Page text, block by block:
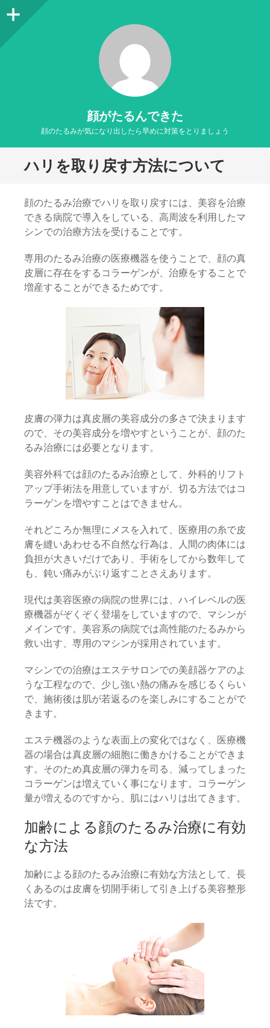
顔がたるんできた
顔のたるみが気になり出したら早めに対策をとりましょう
ハリを取り戻す方法について
顔のたるみ治療でハリを取り戻すには、美容を治療
できる病院で導入をしている、高周波を利用したマ
シンでの治療方法を受けることです。
専用のたるみ治療の医療機器を使うことで、顔の真
皮層に存在をするコラーゲンが、治療をすることで
増産することができるためです。
皮膚の弾力は真皮層の美容成分の多さで決まります
ので、その美容成分を増やすということが、顔のた
るみ治療には必要となります。
美容外科では顔のたるみ治療として、外科的リフト
アップ手術法を用意していますが、切る方法ではコ
ラーゲンを増やすことはできません。
それどころか無理にメスを入れて、医療用の糸で皮
膚を縫いあわせる不自然な行為は、人間の肉体には
負担が大きいだけであり、手術をしてから数年して
も、鈍い痛みがぶり返すことさえあります。
現代は美容医療の病院の世界には、ハイレベルの医
療機器がぞくぞく登場をしていますので、マシンが
メインです。美容系の病院では高性能のたるみから
救い出す、専用のマシンが採用されています。
マシンでの治療はエステサロンでの美顔器ケアのよ
うな工程なので、少し強い熱の痛みを感じるくらい
で、施術後は肌が若返るのを楽しみにすることがで
きます。
エステ機器のような表面上の変化ではなく、医療機
器の場合は真皮層の細胞に働きかけることができま
す。そのため真皮層の弾力を司る、減ってしまった
コラーゲンは増えていく事になります。コラーゲン
量が増えるのですから、肌にはハリは出てきます。
加齢による顔のたるみ治療に有効
な方法
加齢による顔のたるみ治療に有効な方法として、長
くあるのは皮膚を切開手術して引き上げる美容整形
法です。